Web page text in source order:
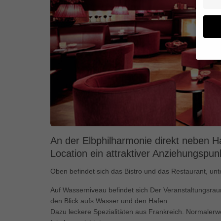
An der Elbphilharmonie direkt neben
Location ein attraktiver
Oben befindet sich das Bistro und das Restaurant,
Auf Wasserniveau befindet sich Der
den Blick aufs Wasser und den Hafen.
Dazu leckere Spezialitäten aus Frankreich.
Wir
von
(z. B.
und
Hier